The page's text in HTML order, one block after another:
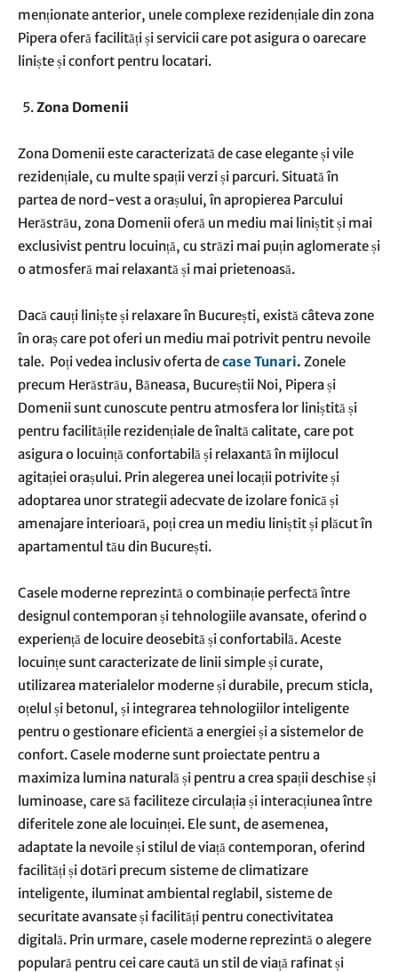
menționate anterior, unele complexe rezidențiale din zona
Pipera oferă facilități și servicii care pot asigura o oarecare
liniște și confort pentru locatari.
Zona Domenii
Zona Domenii este caracterizată de case elegante și vile
rezidențiale, cu multe spații verzi și parcuri. Situată în
partea de nord-vest a orașului, în apropierea Parcului
Herăstrău, zona Domenii oferă un mediu mai liniștit și mai
exclusivist pentru locuință, cu străzi mai puțin aglomerate și
o atmosferă mai relaxantă și mai prietenoasă.
Dacă cauți liniște și relaxare în București, există câteva zone
în oraș care pot oferi un mediu mai potrivit pentru nevoile
tale. Poți vedea inclusiv oferta decase Tunari. Zonele
precum Herăstrău, Băneasa, Bucureștii Noi, Pipera și
Domenii sunt cunoscute pentru atmosfera lor liniștită și
pentru facilitățile rezidențiale de înaltă calitate, care pot
asigura o locuință confortabilă și relaxantă în mijlocul
agitației orașului. Prin alegerea unei locații potrivite și
adoptarea unor strategii adecvate de izolare fonică și
amenajare interioară, poți crea un mediu liniștit și plăcut în
apartamentul tău din București.
Casele moderne reprezintă o combinație perfectă între
designul contemporan și tehnologiile avansate, oferind o
experiență de locuire deosebită și confortabilă. Aceste
locuințe sunt caracterizate de linii simple și curate,
utilizarea materialelor moderne și durabile, precum sticla,
oțelul și betonul, și integrarea tehnologiilor inteligente
pentru o gestionare eficientă a energiei și a sistemelor de
confort. Casele moderne sunt proiectate pentru a
maximiza lumina naturală și pentru a crea spații deschise și
luminoase, care să faciliteze circulația și interacțiunea între
diferitele zone ale locuinței. Ele sunt, de asemenea,
adaptate la nevoile și stilul de viață contemporan, oferind
facilități și dotări precum sisteme de climatizare
inteligente, iluminat ambiental reglabil, sisteme de
securitate avansate și facilități pentru conectivitatea
digitală. Prin urmare, casele moderne reprezintă o alegere
populară pentru cei care caută un stil de viață rafinat și